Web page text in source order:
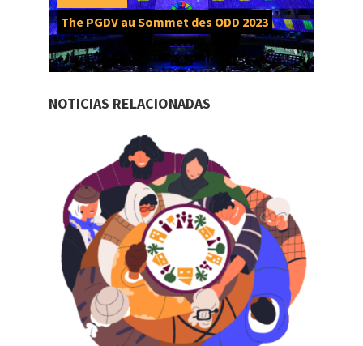
The PGDV au Sommet des ODD 2023
NOTICIAS RELACIONADAS